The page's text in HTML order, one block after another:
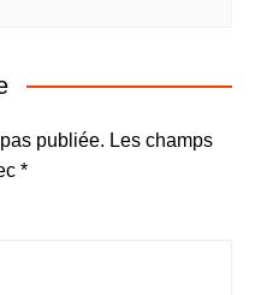
publiée. Les champs
*